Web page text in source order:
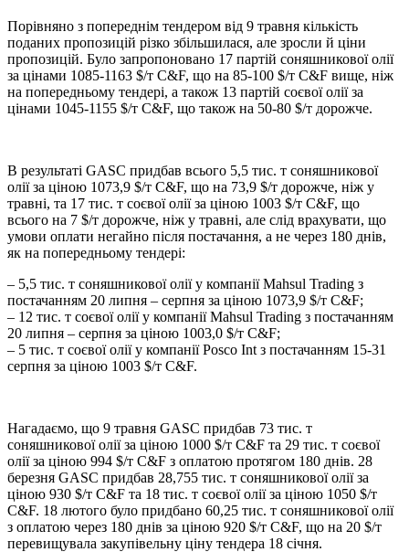
Порівняно з попереднім тендером від 9 травня кількість
поданих пропозицій різко збільшилася, але зросли й ціни
пропозицій. Було запропоновано 17 партій соняшникової олії
за цінами 1085-1163 $/т C&F, що на 85-100 $/т C&F вище, ніж
на попередньому тендері, а також 13 партій соєвої олії за
цінами 1045-1155 $/т C&F, що також на 50-80 $/т дорожче.
В результаті GASC придбав всього 5,5 тис. т соняшникової
олії за ціною 1073,9 $/т C&F, що на 73,9 $/т дорожче, ніж у
травні, та 17 тис. т соєвої олії за ціною 1003 $/т C&F, що
всього на 7 $/т дорожче, ніж у травні, але слід врахувати, що
умови оплати негайно після постачання, а не через 180 днів,
як на попередньому тендері:
– 5,5 тис. т соняшникової олії у компанії Mahsul Trading з
постачанням 20 липня – серпня за ціною 1073,9 $/т C&F;
– 12 тис. т соєвої олії у компанії Mahsul Trading з постачанням
20 липня – серпня за ціною 1003,0 $/т C&F;
– 5 тис. т соєвої олії у компанії Posco Int з постачанням 15-31
серпня за ціною 1003 $/т C&F.
Нагадаємо, що 9 травня GASC придбав 73 тис. т
соняшникової олії за ціною 1000 $/т C&F та 29 тис. т соєвої
олії за ціною 994 $/т C&F з оплатою протягом 180 днів. 28
березня GASC придбав 28,755 тис. т соняшникової олії за
ціною 930 $/т C&F та 18 тис. т соєвої олії за ціною 1050 $/т
C&F. 18 лютого було придбано 60,25 тис. т соняшникової олії
з оплатою через 180 днів за ціною 920 $/т C&F, що на 20 $/т
перевищувала закупівельну ціну тендера 18 січня.